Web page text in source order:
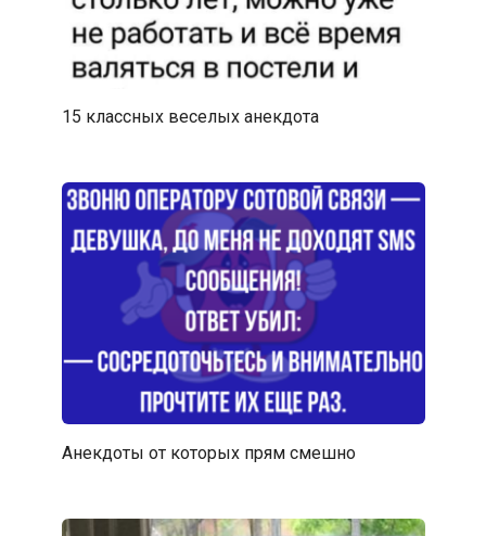
15 классных веселых анекдота
Анекдоты от которых прям смешно